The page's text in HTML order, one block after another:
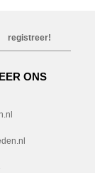
registreer!
ONS